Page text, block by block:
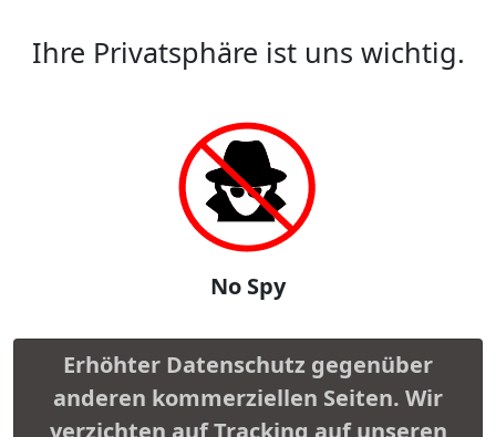
Ihre Privatsphäre ist uns wichtig.
No Spy
Erhöhter Datenschutz gegenüber
anderen kommerziellen Seiten. Wir
verzichten auf Tracking auf unseren